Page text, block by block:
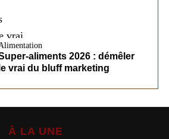
aliments 2026 : démêler
le vrai du bluff marketing
À LA UNE